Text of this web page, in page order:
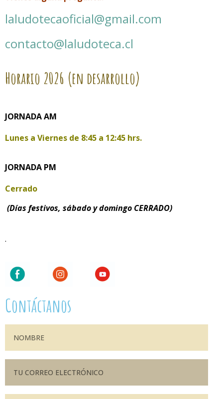
laludotecaoficial@gmail.com
contacto@laludoteca.cl
Horario 2026 (en desarrollo)
JORNADA AM
Lunes a Viernes de 8:45 a 12:45 hrs.
JORNADA PM
Cerrado
(Días festivos, sábado y domingo CERRADO)
.
Contáctanos